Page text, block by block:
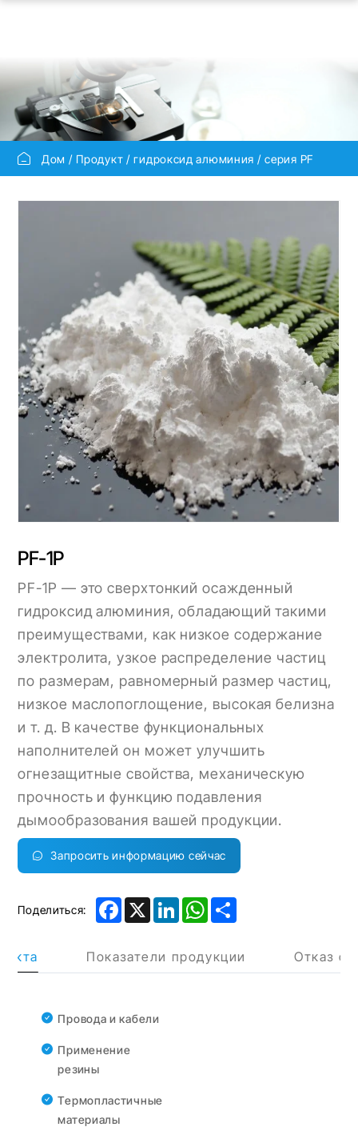
Дом Продукт гидроксид алюминия серия PF
PF-1P
PF-1P — это сверхтонкий осажденный
гидроксид алюминия, обладающий такими
преимуществами, как низкое содержание
электролита, узкое распределение частиц
по размерам, равномерный размер частиц,
низкое маслопоглощение, высокая белизна
и т. д. В качестве функциональных
наполнителей он может улучшить
огнезащитные свойства, механическую
прочность и функцию подавления
дымообразования вашей продукции.
Запросить информацию сейчас
Поделиться: Facebook
X LinkedInWhatsApp
Показатели продукции Отказ от
Провода и кабели
Применение
резины
Термопластичные
материалы